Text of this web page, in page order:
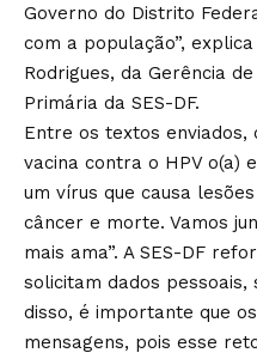
Governo do Distrito
com a população”,
Rodrigues, da Gerência
Primária da SES-DF.
Entre os textos enviados,
vacina contra o HPV o(a)
um vírus que causa
câncer e morte. Vamos
mais ama”. A SES-DF
solicitam dados
disso, é importante que
mensagens, pois esse